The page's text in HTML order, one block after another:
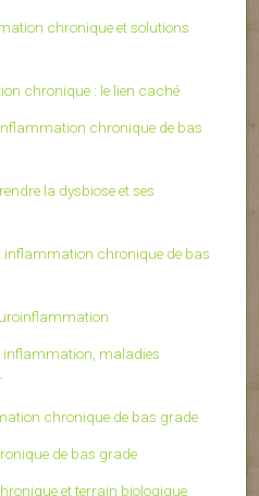
chronique et solutions
chronique : le lien caché
chronique de bas
la dysbiose et ses
inflammation chronique de bas
inflammation, maladies
chronique de bas grade
de bas grade
et terrain biologique